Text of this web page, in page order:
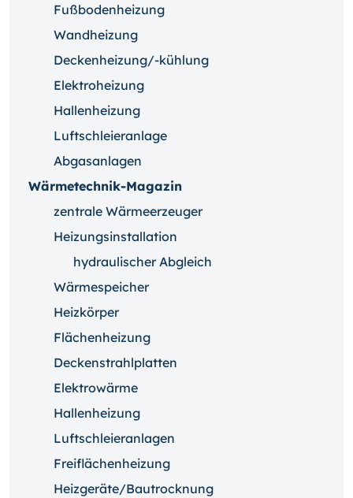
Fußbodenheizung
Wandheizung
Deckenheizung/-kühlung
Elektroheizung
Hallenheizung
Luftschleieranlage
Abgasanlagen
Wärmetechnik-Magazin
zentrale Wärmeerzeuger
Heizungsinstallation
hydraulischer Abgleich
Wärmespeicher
Heizkörper
Flächenheizung
Deckenstrahlplatten
Elektrowärme
Hallenheizung
Luftschleieranlagen
Freiflächenheizung
Heizgeräte/Bautrocknung